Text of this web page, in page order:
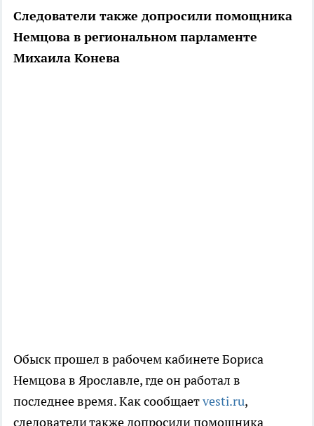
Следователи также допросили помощника
Немцова в региональном парламенте
Михаила Конева
Обыск прошел в рабочем кабинете Бориса
Немцова в Ярославле, где он работал в
последнее время. Как сообщаетvesti.ru,
следователи также допросили помощника